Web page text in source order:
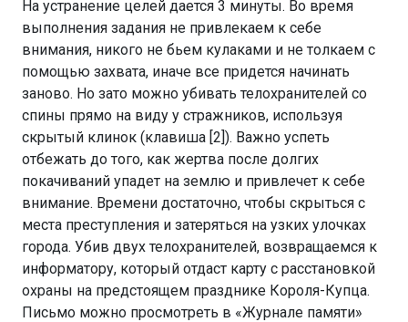
На устранение целей дается 3 минуты. Во время
выполнения задания не привлекаем к себе
внимания, никого не бьем кулаками и не толкаем с
помощью захвата, иначе все придется начинать
заново. Но зато можно убивать телохранителей со
спины прямо на виду у стражников, используя
скрытый клинок (клавиша [2]). Важно успеть
отбежать до того, как жертва после долгих
покачиваний упадет на землю и привлечет к себе
внимание. Времени достаточно, чтобы скрыться с
места преступления и затеряться на узких улочках
города. Убив двух телохранителей, возвращаемся к
информатору, который отдаст карту с расстановкой
охраны на предстоящем празднике Короля-Купца.
Письмо можно просмотреть в «Журнале памяти»